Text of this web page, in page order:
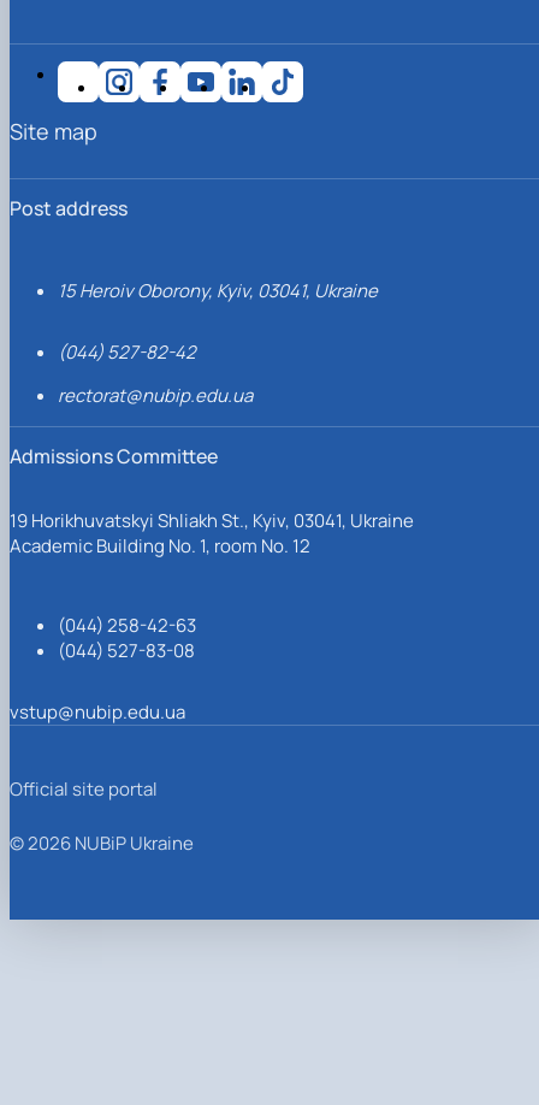
Post address
15 Heroiv Oborony, Kyiv, 03041, Ukraine
(044) 527-82-42
rectorat@nubip.edu.ua
Admissions Committee
19 Horikhuvatskyi Shliakh St., Kyiv, 03041, Ukraine
Academic Building No. 1, room No. 12
(044) 258-42-63
(044) 527-83-08
vstup@nubip.edu.ua
Site map
Official site portal
© 2026 NUBiP Ukraine